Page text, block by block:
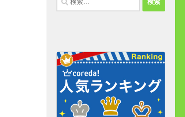
索: